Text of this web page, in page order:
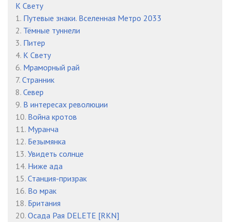
010502
010503
010504
010505
010506
010601
010602
010603
010604
010605
010606
К Свету
1. Путевые знаки. Вселенная Метро 2033
2. Тёмные туннели
3. Питер
4. К Свету
6. Мраморный рай
7. Странник
8. Север
9. В интересах революции
10. Война кротов
11. Муранча
12. Безымянка
13. Увидеть солнце
14. Ниже ада
15. Станция-призрак
16. Во мрак
18. Британия
20. Осада Рая DELETE [RKN]